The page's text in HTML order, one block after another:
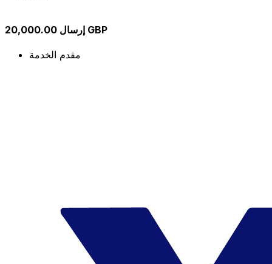
إرسال 20,000.00 GBP
مقدم الخدمة